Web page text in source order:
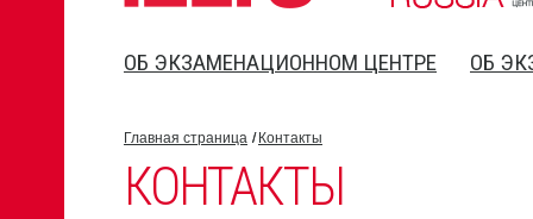
ОБ ЭКЗАМЕНАЦИОННОМ ЦЕНТРЕ ОБ
Главная страница Контакты
КОНТАКТЫ